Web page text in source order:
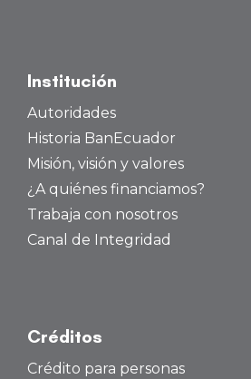
Institución
Autoridades
Historia BanEcuador
Misión, visión y valores
¿A quiénes financiamos?
Trabaja con nosotros
Canal de Integridad
Créditos
Crédito para personas